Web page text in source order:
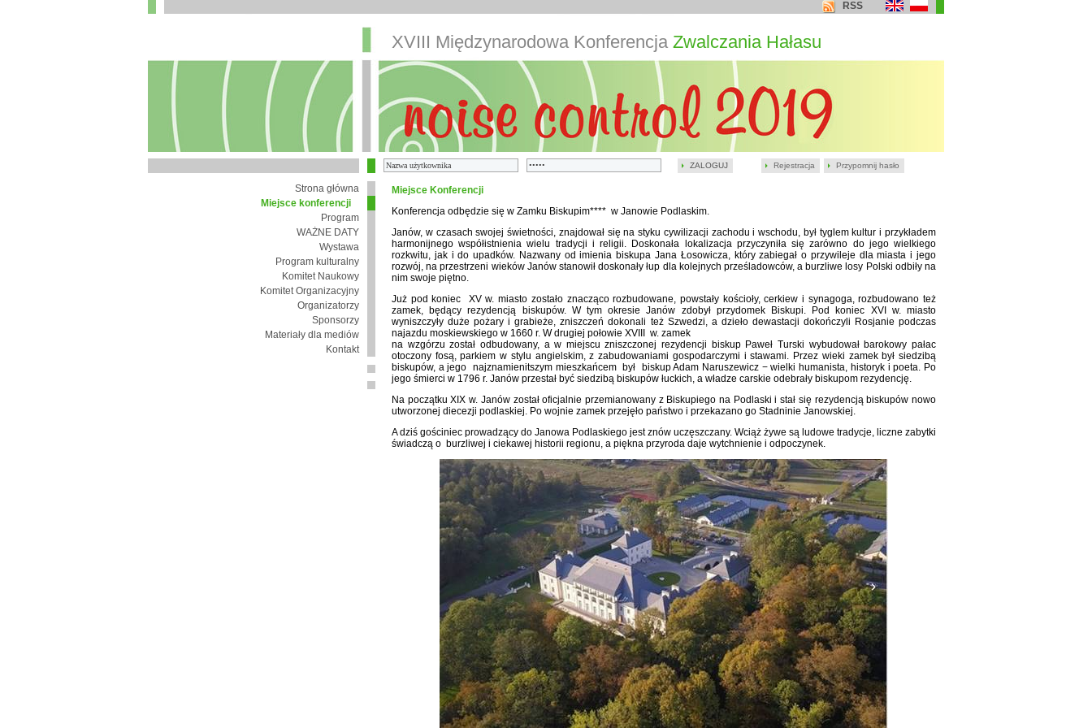
ZALOGUJ Rejestracja Przypomnij hasło
RSS
XVIII Międzynarodowa Konferencja Zwalczania Hałasu
Strona główna
Miejsce konferencji
Program
WAŻNE DATY
Wystawa
Program kulturalny
Komitet Naukowy
Komitet Organizacyjny
Organizatorzy
Sponsorzy
Materiały dla mediów
Kontakt
Miejsce Konferencji
Konferencja odbędzie się w Zamku Biskupim**** w Janowie Podlaskim.
Janów, w czasach swojej świetności, znajdował się na styku cywilizacji zachodu i wschodu, był tyglem kultur i przykładem
harmonijnego współistnienia wielu tradycji i religii. Doskonała lokalizacja przyczyniła się zarówno do jego wielkiego
rozkwitu, jak i do upadków. Nazwany od imienia biskupa Jana Łosowicza, który zabiegał o przywileje dla miasta i jego
rozwój, na przestrzeni wieków Janów stanowił doskonały łup dla kolejnych prześladowców, a burzliwe losy Polski odbiły na
nim swoje piętno.
Już pod koniec XV w. miasto zostało znacząco rozbudowane, powstały kościoły, cerkiew i synagoga, rozbudowano też
zamek, będący rezydencją biskupów. W tym okresie Janów zdobył przydomek Biskupi. Pod koniec XVI w. miasto
wyniszczyły duże pożary i grabieże, zniszczeń dokonali też Szwedzi, a dzieło dewastacji dokończyli Rosjanie podczas
najazdu moskiewskiego w 1660 r. W drugiej połowie XVIII w. zamek
na wzgórzu został odbudowany, a w miejscu zniszczonej rezydencji biskup Paweł Turski wybudował barokowy pałac
otoczony fosą, parkiem w stylu angielskim, z zabudowaniami gospodarczymi i stawami. Przez wieki zamek był siedzibą
biskupów, a jego najznamienitszym mieszkańcem był biskup Adam Naruszewicz − wielki humanista, historyk i poeta. Po
jego śmierci w 1796 r. Janów przestał być siedzibą biskupów łuckich, a władze carskie odebrały biskupom rezydencję.
Na początku XIX w. Janów został oficjalnie przemianowany z Biskupiego na Podlaski i stał się rezydencją biskupów nowo
utworzonej diecezji podlaskiej. Po wojnie zamek przejęło państwo i przekazano go Stadninie Janowskiej.
A dziś gościniec prowadzący do Janowa Podlaskiego jest znów uczęszczany. Wciąż żywe są ludowe tradycje, liczne zabytki
świadczą o burzliwej i ciekawej historii regionu, a piękna przyroda daje wytchnienie i odpoczynek.